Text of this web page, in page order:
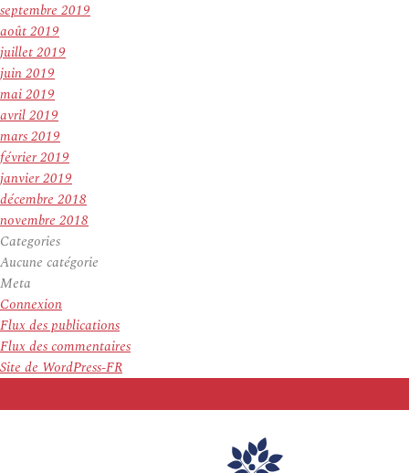
septembre 2019
août 2019
juillet 2019
juin 2019
mai 2019
avril 2019
mars 2019
février 2019
janvier 2019
décembre 2018
novembre 2018
Categories
Aucune catégorie
Meta
Connexion
Flux des publications
Flux des commentaires
Site de WordPress-FR